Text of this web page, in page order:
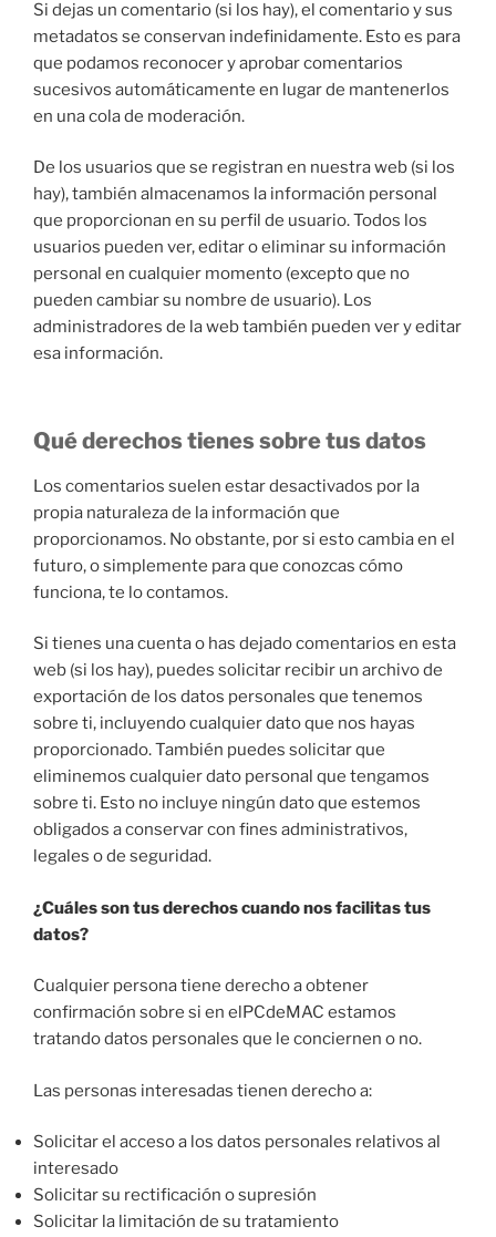
Si dejas un comentario (si los hay), el comentario y sus
metadatos se conservan indefinidamente. Esto es para
que podamos reconocer y aprobar comentarios
sucesivos automáticamente en lugar de mantenerlos
en una cola de moderación.
De los usuarios que se registran en nuestra web (si los
hay), también almacenamos la información personal
que proporcionan en su perfil de usuario. Todos los
usuarios pueden ver, editar o eliminar su información
personal en cualquier momento (excepto que no
pueden cambiar su nombre de usuario). Los
administradores de la web también pueden ver y editar
esa información.
Qué derechos tienes sobre tus datos
Los comentarios suelen estar desactivados por la
propia naturaleza de la información que
proporcionamos. No obstante, por si esto cambia en el
futuro, o simplemente para que conozcas cómo
funciona, te lo contamos.
Si tienes una cuenta o has dejado comentarios en esta
web (si los hay), puedes solicitar recibir un archivo de
exportación de los datos personales que tenemos
sobre ti, incluyendo cualquier dato que nos hayas
proporcionado. También puedes solicitar que
eliminemos cualquier dato personal que tengamos
sobre ti. Esto no incluye ningún dato que estemos
obligados a conservar con fines administrativos,
legales o de seguridad.
¿Cuáles son tus derechos cuando nos facilitas tus
datos?
Cualquier persona tiene derecho a obtener
confirmación sobre si en elPCdeMAC estamos
tratando datos personales que le conciernen o no.
Las personas interesadas tienen derecho a:
Solicitar el acceso a los datos personales relativos al
interesado
Solicitar su rectificación o supresión
Solicitar la limitación de su tratamiento